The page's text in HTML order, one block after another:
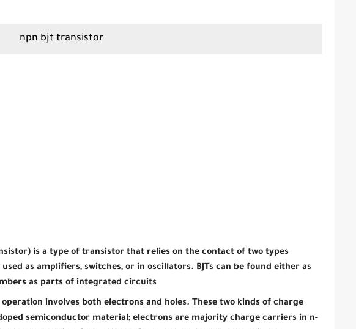
npn bjt transistor
is a type of transistor that relies on the contact of two types
as amplifiers, switches, or in oscillators. BJTs can be found either as
as parts of integrated circuits.
involves both electrons and holes. These two kinds of charge
semiconductor material; electrons are majority charge carriers in n-